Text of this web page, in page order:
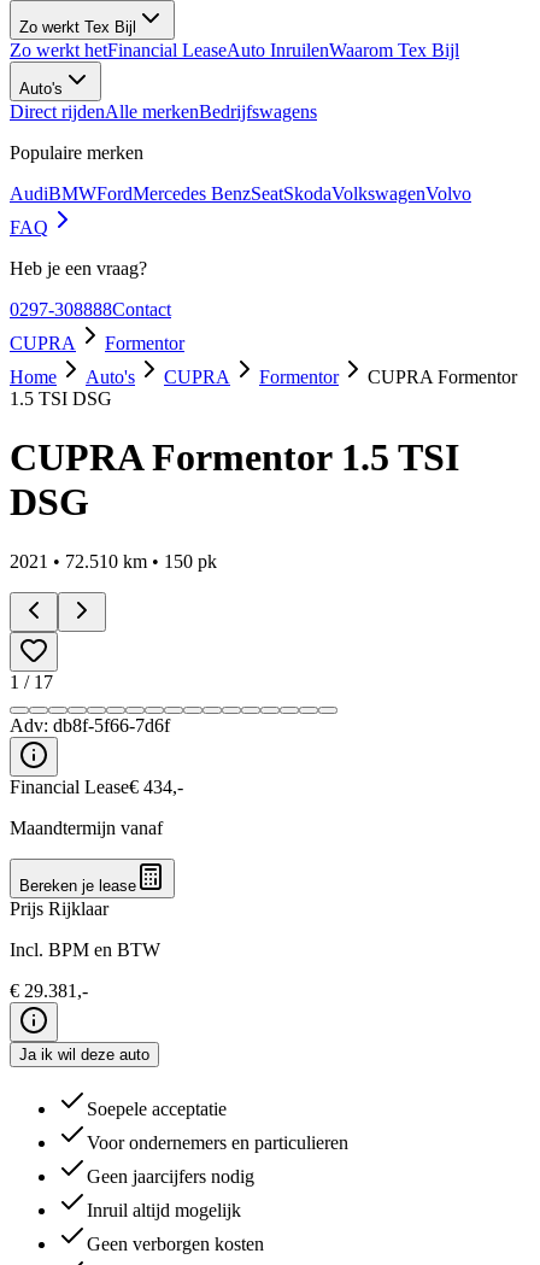
Zo werkt Tex Bijl
Zo werkt hetFinancial LeaseAuto InruilenWaarom Tex Bijl
Auto's
Direct rijdenAlle merkenBedrijfswagens
Populaire merken
AudiBMWFordMercedes BenzSeatSkodaVolkswagenVolvo
FAQ
Heb je een vraag?
0297-308888Contact
CUPRA
Formentor
Home
Auto's CUPRA Formentor
CUPRA Formentor
1.5 TSI DSG
CUPRA Formentor 1.5 TSI
DSG
2021 • 72.510 km • 150 pk
1 / 17
Adv: db8f-5f66-7d6f
Financial Lease€ 434,-
Maandtermijn vanaf
Bereken je lease
Prijs Rijklaar
Incl. BPM en BTW
€ 29.381 ,-
Ja ik wil deze auto
Soepele acceptatie
Voor ondernemers en particulieren
Geen jaarcijfers nodig
Inruil altijd mogelijk
Geen verborgen kosten